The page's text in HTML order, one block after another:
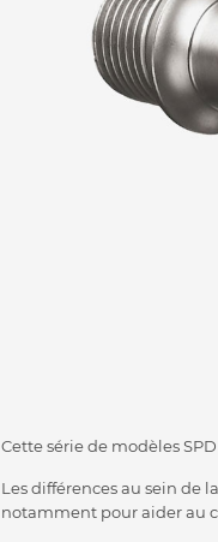
Cette série de modèles
Les différences au sein de
notamment pour aider au